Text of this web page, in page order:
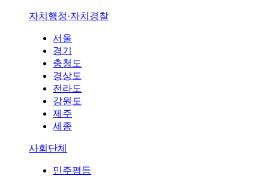
자치행정·자치경찰
서울
경기
충청도
경상도
전라도
강원도
제주
세종
사회단체
민주평등